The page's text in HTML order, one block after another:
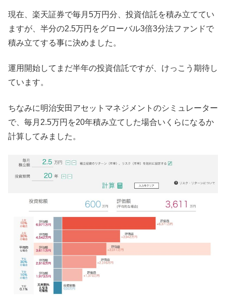
現在、楽天証券で毎月5万円分、投資信託を積み立ててい
ますが、半分の2.5万円をグローバル3倍3分法ファンドで
積み立てする事に決めました。
運用開始してまだ半年の投資信託ですが、けっこう期待し
ています。
ちなみに明治安田アセットマネジメントのシミュレーター
で、毎月2.5万円を20年積み立てした場合いくらになるか
計算してみました。